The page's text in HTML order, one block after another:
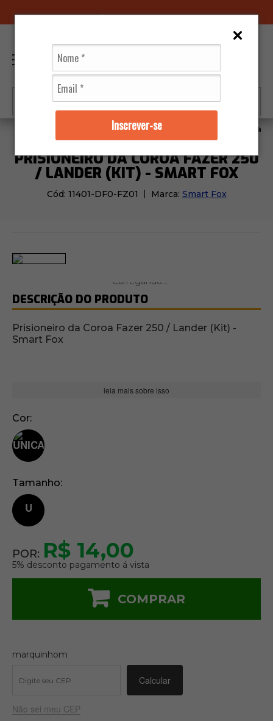
Inscrever-se
Transmissão Prisioneiro da Coroa
PRISIONEIRO DA COROA FAZER 250
/ LANDER (KIT) - SMART FOX
Cód: 11401-DF0-FZ01 Marca: Smart Fox
DESCRIÇÃO DO PRODUTO
Prisioneiro da Coroa Fazer 250 / Lander (Kit) -
Smart Fox
leia mais sobre isso
Cor
Tamanho
U
POR: R$ 14,00
5% desconto pagamento á vista
COMPRAR
marquinhom
Não sei meu CEP